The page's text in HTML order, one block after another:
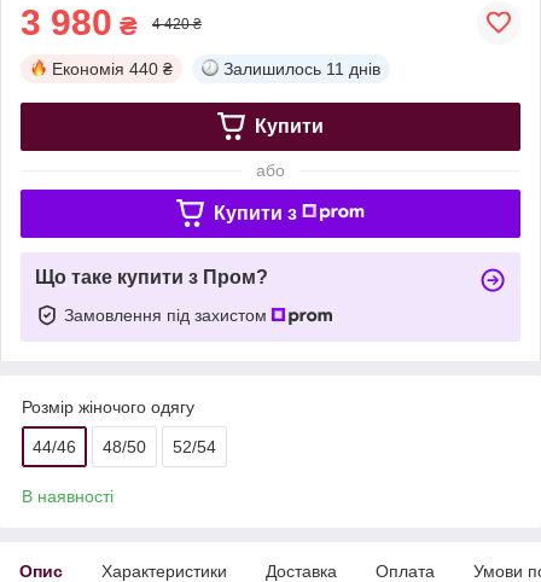
3 980 ₴ 4 420 ₴
Економія 440 ₴ Залишилось 11 днів
Купити
або
Купити з
Що таке купити з Пром?
Замовлення під захистом
Розмір жіночого одягу
44/46 48/50 52/54
В наявності
Опис Характеристики Доставка Оплата Умови